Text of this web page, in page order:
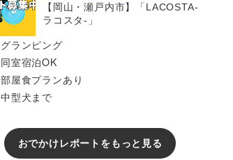
【岡山・瀬戸内市】「LACOSTA-
ラコスタ-」
グランピング
同室宿泊OK
部屋食プランあり
中型犬まで
おでかけレポートをもっと見る